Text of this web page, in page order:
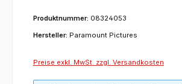
Produktnummer: 08324053
Hersteller: Paramount Pictures
Preise exkl. MwSt. zzgl. Versandkosten